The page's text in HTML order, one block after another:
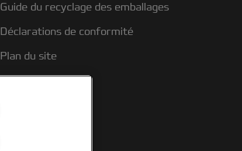
Guide du recyclage des emballages
Déclarations de conformité
Plan du site